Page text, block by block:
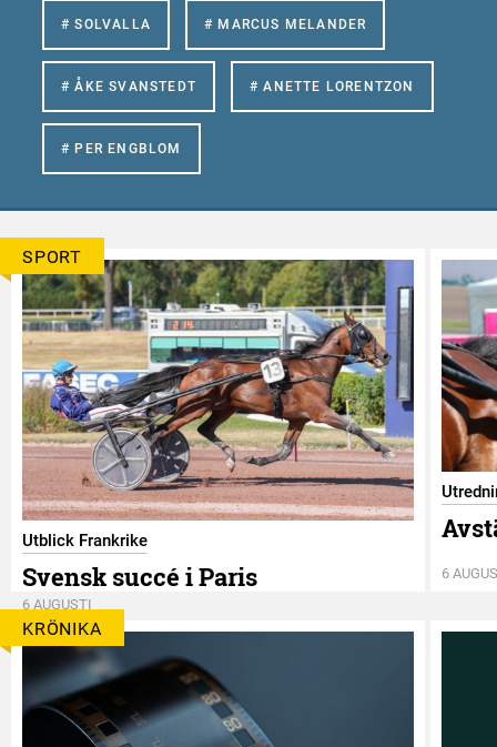
# SOLVALLA # MARCUS MELANDER
# ÅKE SVANSTEDT # ANETTE LORENTZON
# PER ENGBLOM
SPORT
Utblick Frankrike
Svensk succé i Paris
6 AUGUSTI
6
KRÖNIKA